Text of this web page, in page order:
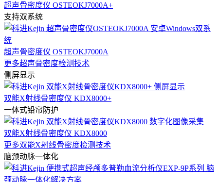
超声骨密度仪 OSTEOKJ7000A+
支持双系统
超声骨密度仪 OSTEOKJ7000A
更多超声骨密度检测技术
侧屏显示
双能X射线骨密度仪 KDX8000+
一体式铅帘防护
双能X射线骨密度仪 KDX8000
更多双能X射线骨密度检测技术
脑颈动脉一体化